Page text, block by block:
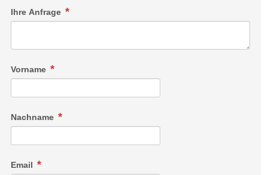
Ihre Anfrage
Vorname
Nachname
Email